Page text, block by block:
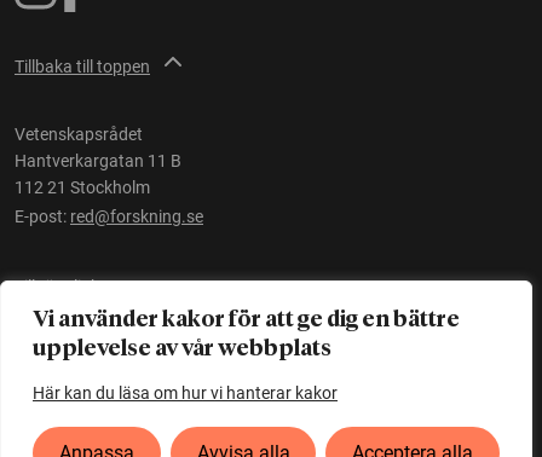
Vi använder kakor för att ge dig en bättre
upplevelse av vår webbplats
Här kan du läsa om hur vi hanterar kakor
Tillbaka till toppen
Vetenskapsrådet
Hantverkargatan 11 B
112 21 Stockholm
E-post: red@forskning.se
Tillgänglighet
Ett initiativ avVetenskapsrådet